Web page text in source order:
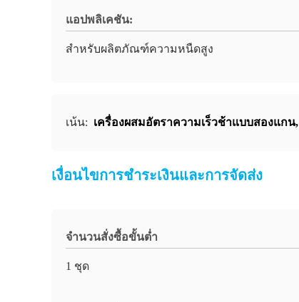
แอปพลิเคชัน:
สำหรับผลิตภัณฑ์ความหนืดสูง
เน้น: เครื่องผสมอัตราความเร็วช้าแบบสองแกน,
เงื่อนไขการชําระเงินและการจัดส่ง
จำนวนสั่งซื้อขั้นต่ำ
1 ชุด